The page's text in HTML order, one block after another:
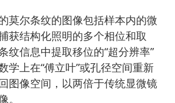
莫尔条纹的图像包括样本内的微
获结构化照明的多个相位和取
纹信息中提取移位的“超分辨率”
学上在“傅立叶”或孔径空间重新
图像空间，以两倍于传统显微镜
。